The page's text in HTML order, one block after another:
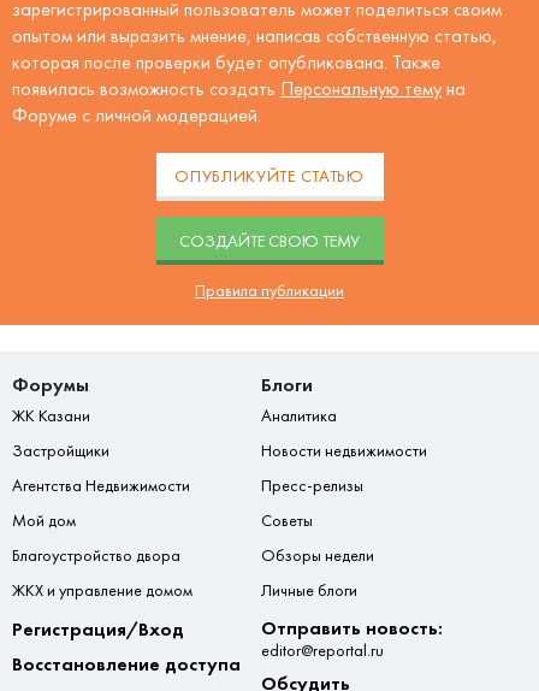
зарегистрированный пользователь может поделиться своим
опытом или выразить мнение, написав собственную статью,
которая после проверки будет опубликована. Также
появилась возможность создать Персональную тему на
Форуме с личной модерацией.
ОПУБЛИКУЙТЕ СТАТЬЮ
CОЗДАЙТЕ СВОЮ ТЕМУ
Правила публикации
Форумы
ЖК Казани
Застройщики
Агентства Недвижимости
Мой дом
Благоустройство двора
ЖКХ и управление домом
Блоги
Аналитика
Новости недвижимости
Пресс-релизы
Советы
Обзоры недели
Личные блоги
Регистрация/Вход
Восстановление доступа
Отправить новость:
editor@reportal.ru
Обсудить